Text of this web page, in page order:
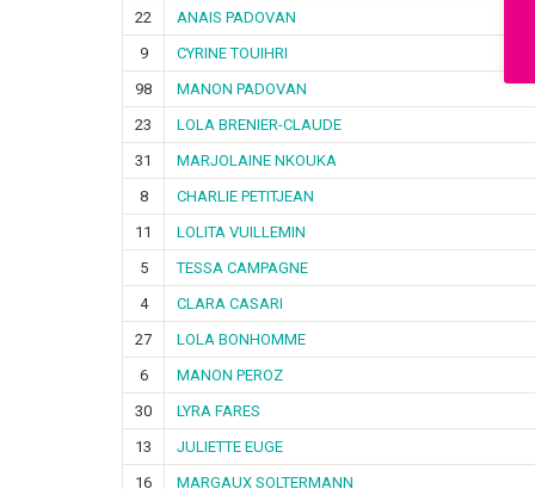
22
ANAIS PADOVAN
9
CYRINE TOUIHRI
98
MANON PADOVAN
23
LOLA BRENIER-CLAUDE
31
MARJOLAINE NKOUKA
8
CHARLIE PETITJEAN
11
LOLITA VUILLEMIN
5
TESSA CAMPAGNE
4
CLARA CASARI
27
LOLA BONHOMME
6
MANON PEROZ
30
LYRA FARES
13
JULIETTE EUGE
16
MARGAUX SOLTERMANN